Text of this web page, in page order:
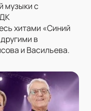
музыки с
хитами «Синий
в
и Васильева.